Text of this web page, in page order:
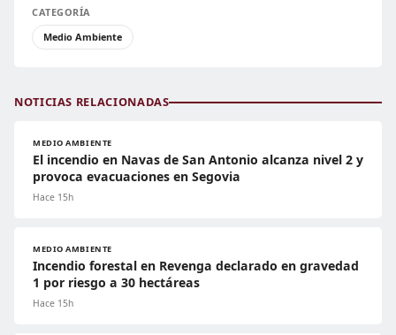
CATEGORÍA
Medio Ambiente
NOTICIAS RELACIONADAS
MEDIO AMBIENTE
El incendio en Navas de San Antonio alcanza nivel 2 y
provoca evacuaciones en Segovia
Hace 15h
MEDIO AMBIENTE
Incendio forestal en Revenga declarado en gravedad
1 por riesgo a 30 hectáreas
Hace 15h